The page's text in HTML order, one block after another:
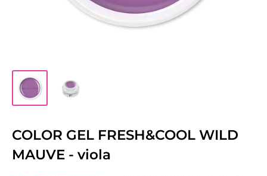
COLOR GEL FRESH&COOL WILD
MAUVE - viola